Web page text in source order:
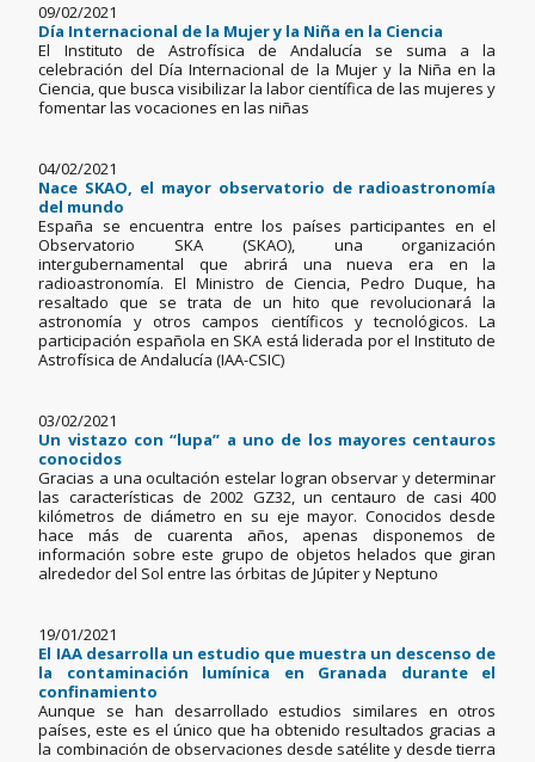
09/02/2021
Día Internacional de la Mujer y la Niña en la Ciencia
El Instituto de Astrofísica de Andalucía se suma a la
celebración del Día Internacional de la Mujer y la Niña en la
Ciencia, que busca visibilizar la labor científica de las mujeres y
fomentar las vocaciones en las niñas
04/02/2021
Nace SKAO, el mayor observatorio de radioastronomía
del mundo
España se encuentra entre los países participantes en el
Observatorio SKA (SKAO), una organización
intergubernamental que abrirá una nueva era en la
radioastronomía. El Ministro de Ciencia, Pedro Duque, ha
resaltado que se trata de un hito que revolucionará la
astronomía y otros campos científicos y tecnológicos. La
participación española en SKA está liderada por el Instituto de
Astrofísica de Andalucía (IAA-CSIC)
03/02/2021
Un vistazo con “lupa” a uno de los mayores centauros
conocidos
Gracias a una ocultación estelar logran observar y determinar
las características de 2002 GZ32, un centauro de casi 400
kilómetros de diámetro en su eje mayor. Conocidos desde
hace más de cuarenta años, apenas disponemos de
información sobre este grupo de objetos helados que giran
alrededor del Sol entre las órbitas de Júpiter y Neptuno
19/01/2021
El IAA desarrolla un estudio que muestra un descenso de
la contaminación lumínica en Granada durante el
confinamiento
Aunque se han desarrollado estudios similares en otros
países, este es el único que ha obtenido resultados gracias a
la combinación de observaciones desde satélite y desde tierra